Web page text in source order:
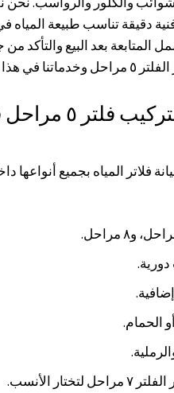
دقيقة تناسب طبيعة المياه
بعد البيع والتأكد
المجال.
في الكويت؟
المياه بجميع أنواعها
الحمام.